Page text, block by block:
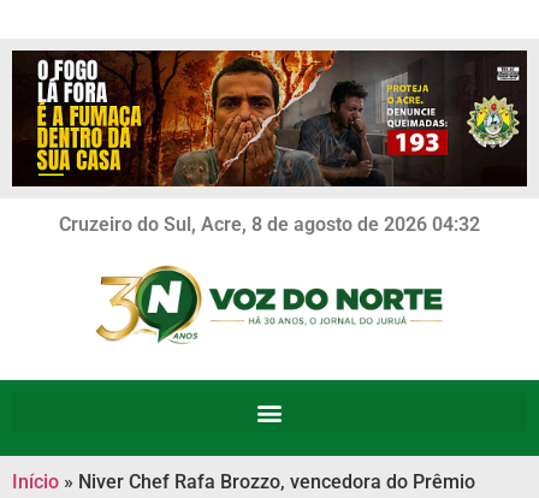
Cruzeiro do Sul, Acre, 8 de agosto de 2026 04:32
Início » Niver Chef Rafa Brozzo, vencedora do Prêmio